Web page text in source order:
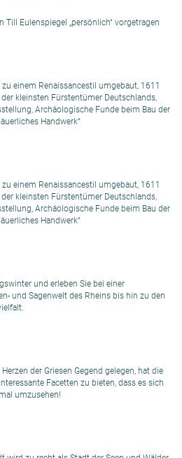
Eulenspiegel „persönlich“ vorgetragen
einem Renaissancestil umgebaut, 1611
kleinsten Fürstentümer Deutschlands,
Archäologische Funde beim Bau der
Handwerk“
einem Renaissancestil umgebaut, 1611
kleinsten Fürstentümer Deutschlands,
Archäologische Funde beim Bau der
Handwerk“
und erleben Sie bei einer
und Sagenwelt des Rheins bis hin zu den
der Griesen Gegend gelegen, hat die
Facetten zu bieten, dass es sich
umzusehen!